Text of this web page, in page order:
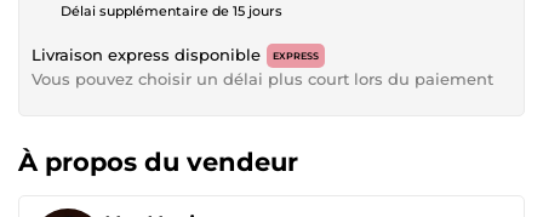
Délai supplémentaire de 15 jours
Livraison express disponible EXPRESS
Vous pouvez choisir un délai plus court lors du paiement
À propos du vendeur